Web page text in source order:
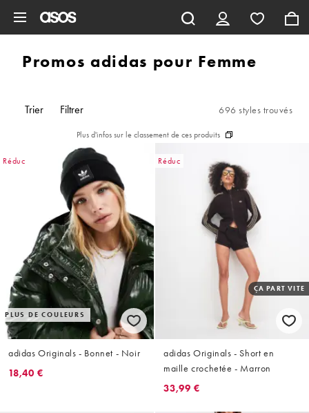
Promos adidas pour Femme
Trier Filtrer 696 styles trouvés
Plus d'infos sur le classement de ces produits
Réduc
PLUS DE COULEURS
adidas Originals - Bonnet - Noir
18,40 €
Réduc
ÇA PART VITE
adidas Originals - Short en
maille crochetée - Marron
33,99 €